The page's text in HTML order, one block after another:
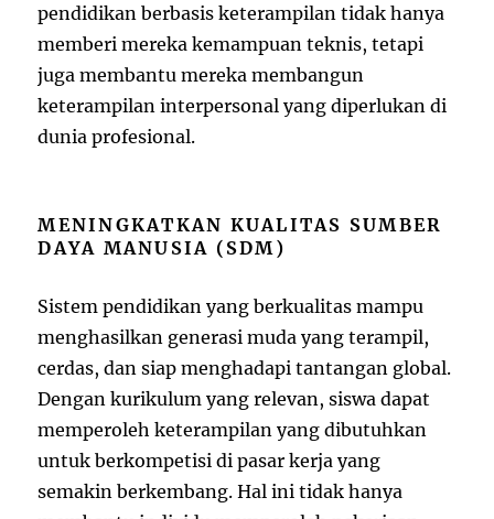
pendidikan berbasis keterampilan tidak hanya
memberi mereka kemampuan teknis, tetapi
juga membantu mereka membangun
keterampilan interpersonal yang diperlukan di
dunia profesional.
MENINGKATKAN KUALITAS SUMBER
DAYA MANUSIA (SDM)
Sistem pendidikan yang berkualitas mampu
menghasilkan generasi muda yang terampil,
cerdas, dan siap menghadapi tantangan global.
Dengan kurikulum yang relevan, siswa dapat
memperoleh keterampilan yang dibutuhkan
untuk berkompetisi di pasar kerja yang
semakin berkembang. Hal ini tidak hanya